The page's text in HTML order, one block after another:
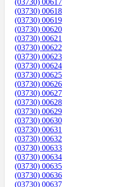
(03730) 00617
(03730) 00618
(03730) 00619
(03730) 00620
(03730) 00621
(03730) 00622
(03730) 00623
(03730) 00624
(03730) 00625
(03730) 00626
(03730) 00627
(03730) 00628
(03730) 00629
(03730) 00630
(03730) 00631
(03730) 00632
(03730) 00633
(03730) 00634
(03730) 00635
(03730) 00636
(03730) 00637